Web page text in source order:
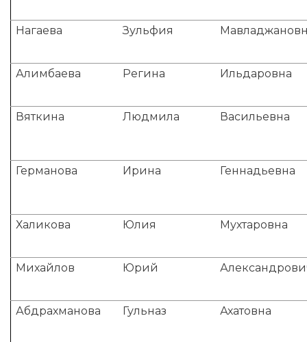
Нагаева Зульфия
Алимбаева Регина Ильдаровна
Вяткина Людмила Васильевна
Германова Ирина Геннадьевна
Халикова Юлия Мухтаровна
Михайлов Юрий
Абдрахманова Гульназ Ахатовна